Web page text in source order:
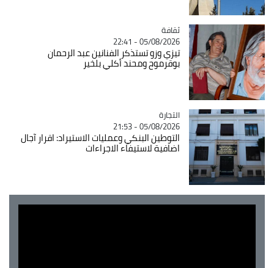
Catégorie
ثقافة
05/08/2026 - 22:41
تيزي وزو تستذكر الفنانين عبد الرحمان
بوقرموح ومحند أكلي بلخير
Catégorie
التجارة
05/08/2026 - 21:53
التوطين البنكي وعمليات الاستيراد: اقرار آجال
اضافية لاستيفاء الاجراءات